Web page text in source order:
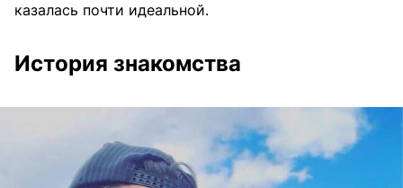
казалась почти идеальной.
История знакомства